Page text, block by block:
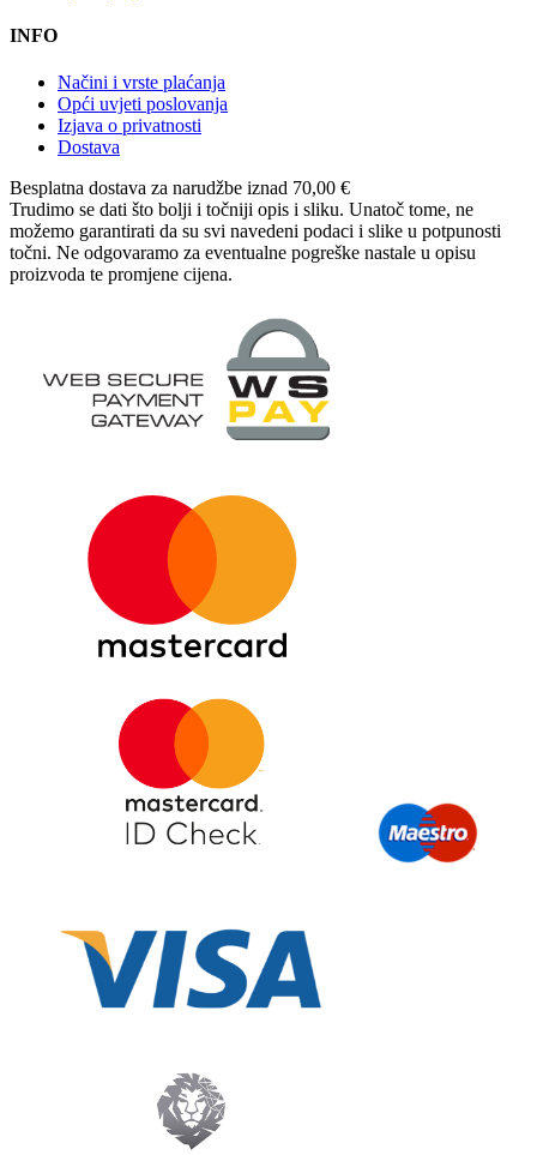
INFO
Načini i vrste plaćanja
Opći uvjeti poslovanja
Izjava o privatnosti
Dostava
Besplatna dostava za narudžbe iznad 70,00 €
Trudimo se dati što bolji i točniji opis i sliku. Unatoč tome, ne
možemo garantirati da su svi navedeni podaci i slike u potpunosti
točni. Ne odgovaramo za eventualne pogreške nastale u opisu
proizvoda te promjene cijena.